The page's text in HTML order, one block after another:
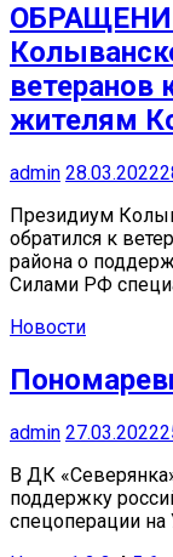
ветеранов
жителям
admin 28.03.2022
Президиум
обратился к
района о
Силами РФ
Новости
admin 27.03.2022
В ДК
поддержку
спецоперации на